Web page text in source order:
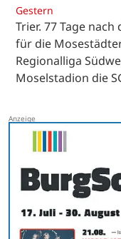
Gestern
Trier. 77 Tage
für die
Regionalliga
Moselstadion die